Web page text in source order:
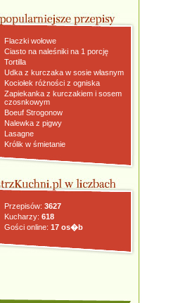
Flaczki wołowe
Ciasto na naleśniki na 1 porcję
Tortilla
Udka z kurczaka w sosie własnym
Kociołek różności z ogniska
Zapiekanka z kurczakiem i sosem
czosnkowym
Boeuf Strogonow
Nalewka z pigwy
Lasagne
Królik w śmietanie
Przepisów: 3627
Kucharzy: 618
Gości online: 17 os�b